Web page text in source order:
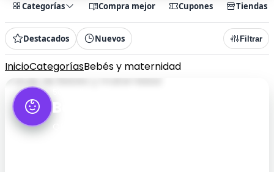
Categorías Compra mejor Cupones Tiendas
Destacados Nuevos Filtrar
InicioCategoríasBebés y maternidad
Bebés y maternidad